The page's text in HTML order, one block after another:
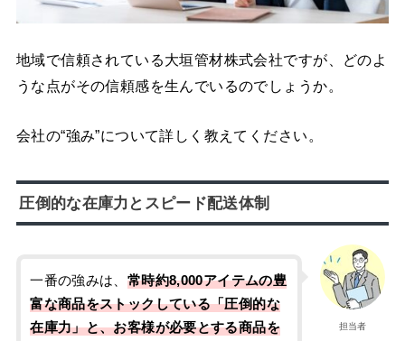
地域で信頼されている大垣管材株式会社ですが、どのよ
うな点がその信頼感を生んでいるのでしょうか。
会社の“強み”について詳しく教えてください。
圧倒的な在庫力とスピード配送体制
担当者
一番の強みは、 常時約8,000アイテムの豊
富な商品をストックしている「圧倒的な
在庫力」と、お客様が必要とする商品を